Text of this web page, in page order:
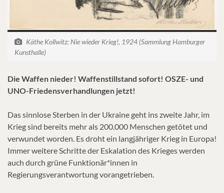
Käthe Kollwitz: Nie wieder Krieg!, 1924 (Sammlung Hamburger
Kunsthalle)
Die Waffen nieder! Waffenstillstand sofort! OSZE- und
UNO-Friedensverhandlungen jetzt!
Das sinnlose Sterben in der Ukraine geht ins zweite Jahr, im
Krieg sind bereits mehr als 200.000 Menschen getötet und
verwundet worden. Es droht ein langjähriger Krieg in Europa!
Immer weitere Schritte der Eskalation des Krieges werden
auch durch grüne Funktionär*innen in
Regierungsverantwortung vorangetrieben.